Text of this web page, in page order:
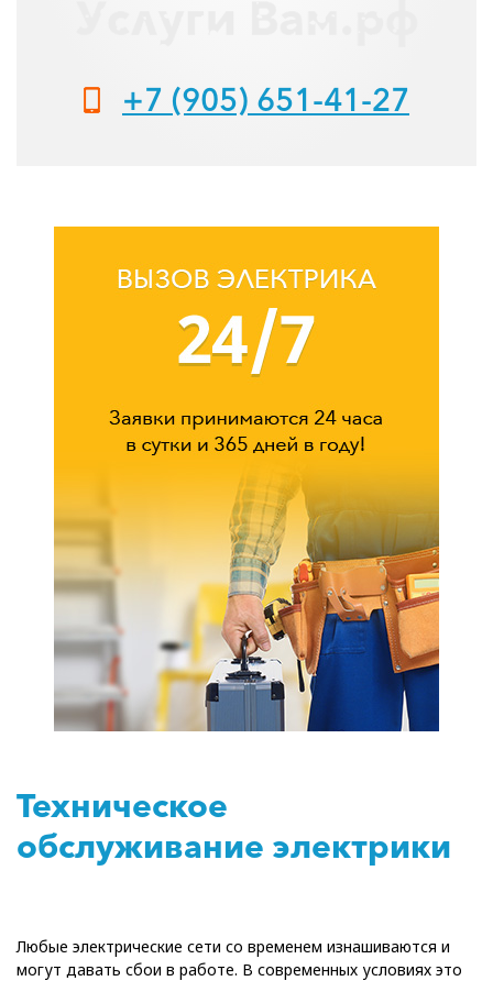
+7 (905) 651-41-27
Техническое
обслуживание электрики
Любые электрические сети со временем изнашиваются и
могут давать сбои в работе. В современных условиях это